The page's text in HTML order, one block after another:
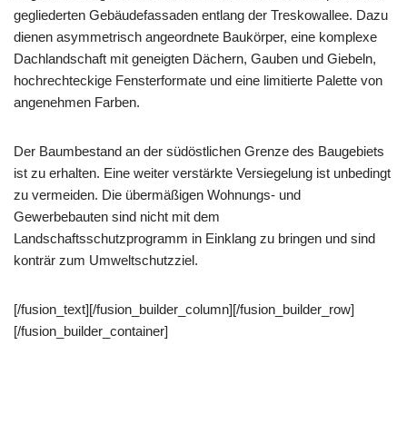
gegliederten Gebäudefassaden entlang der Treskowallee. Dazu
dienen asymmetrisch angeordnete Baukörper, eine komplexe
Dachlandschaft mit geneigten Dächern, Gauben und Giebeln,
hochrechteckige Fensterformate und eine limitierte Palette von
angenehmen Farben.
Der Baumbestand an der südöstlichen Grenze des Baugebiets
ist zu erhalten. Eine weiter verstärkte Versiegelung ist unbedingt
zu vermeiden. Die übermäßigen Wohnungs- und
Gewerbebauten sind nicht mit dem
Landschaftsschutzprogramm in Einklang zu bringen und sind
konträr zum Umweltschutzziel.
[/fusion_text][/fusion_builder_column][/fusion_builder_row]
[/fusion_builder_container]